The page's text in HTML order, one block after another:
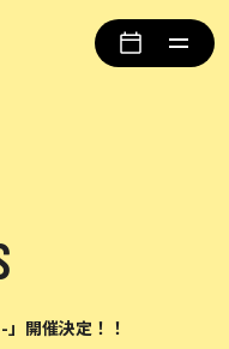
開催決定！！